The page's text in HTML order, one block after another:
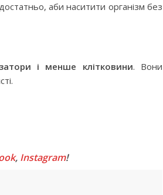
аби наситити організм без
і менше клітковини. Вони
, Instagram!